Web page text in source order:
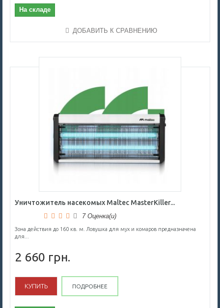
На складе
ДОБАВИТЬ К СРАВНЕНИЮ
Уничтожитель насекомых Maltec MasterKiller...
7 Оценка(и)
Зона действия до 160 кв. м. Ловушка для мух и комаров предназначена
для...
2 660 грн.
КУПИТЬ ПОДРОБНЕЕ